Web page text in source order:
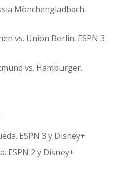
Mönchengladbach.
vs. Union Berlin. ESPN 3
vs. Hamburger.
ESPN 3 y Disney+
ESPN 2 y Disney+